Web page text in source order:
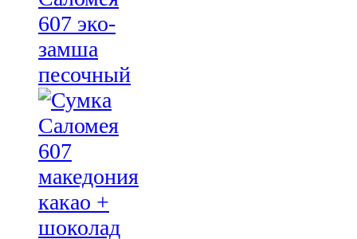
607 эко-
замша
песочный